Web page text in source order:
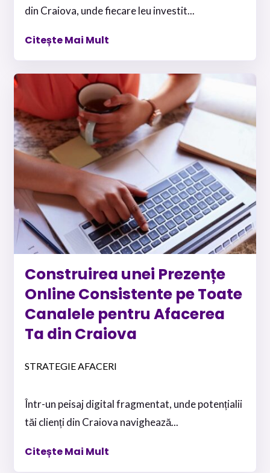
din Craiova, unde fiecare leu investit...
Citește Mai Mult
Construirea unei Prezențe
Online Consistente pe Toate
Canalele pentru Afacerea
Ta din Craiova
STRATEGIE AFACERI
Într-un peisaj digital fragmentat, unde potențialii
tăi clienți din Craiova navighează...
Citește Mai Mult